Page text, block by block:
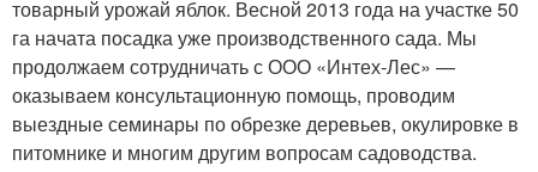
товарный урожай яблок. Весной 2013 года на участке 50
га начата посадка уже производственного сада. Мы
продолжаем сотрудничать с ООО «Интех-Лес» —
оказываем консультационную помощь, проводим
выездные семинары по обрезке деревьев, окулировке в
питомнике и многим другим вопросам садоводства.